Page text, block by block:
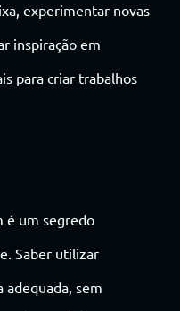
experimentar novas
inspiração em
para criar trabalhos
é um segredo
Saber utilizar
adequada, sem